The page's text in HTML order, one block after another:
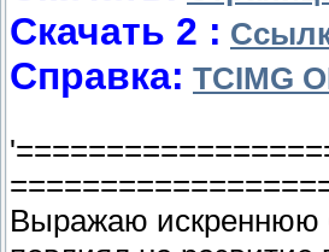
Скачать 2 :
Справка: TCIMG
Выражаю искреннюю